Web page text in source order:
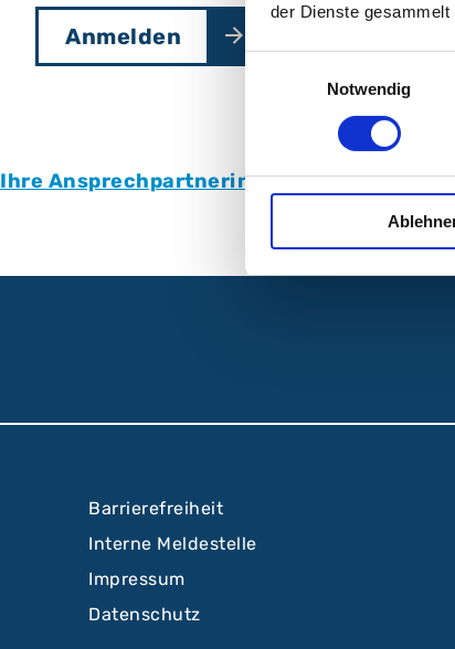
der Dienste gesammelt
Einwilligungsauswahl
Notwendig
Anmelden
Ihre Ansprechpartnerinfür Psychosomatik
Barrierefreiheit
Interne Meldestelle
Impressum
Datenschutz